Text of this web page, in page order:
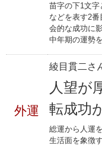
苗字の下1文
などを表す2
会的な成功に
中年期の運勢
外運
綾目貫二さ
人望が
転成功
総運から人運
生活面を象徴